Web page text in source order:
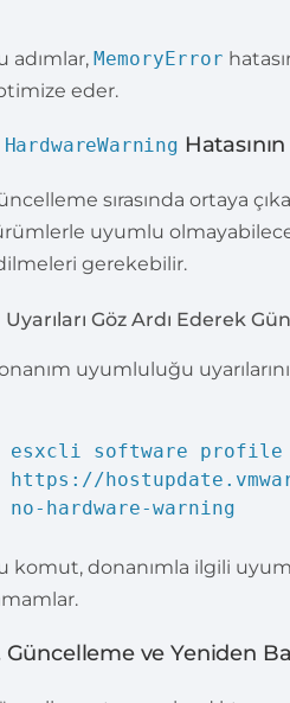
adımlar,MemoryError
eder.
HardwareWarning
sırasında ortaya
uyumlu
gerekebilir.
Uyarıları Göz Ardı Ederek
uyumluluğu
esxcli software profile
https://
no-hardware-warning
komut, donanımla ilgili
Güncelleme ve Yeniden